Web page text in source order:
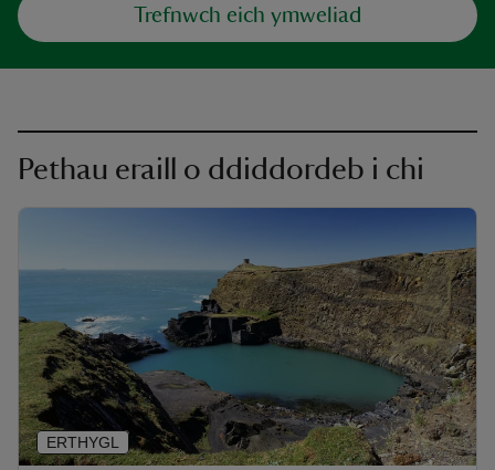
Trefnwch eich ymweliad
Pethau eraill o ddiddordeb i chi
ERTHYGL